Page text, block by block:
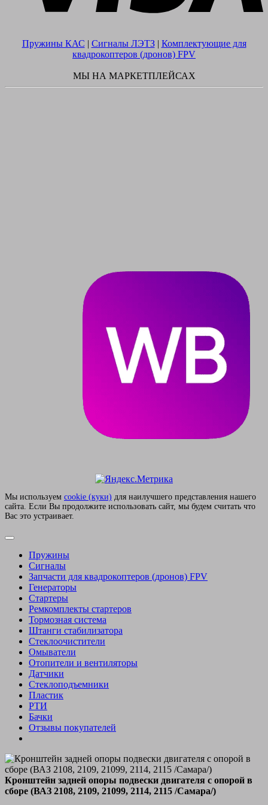
Пружины КАС | Сигналы ЛЭТЗ| Комплектующие для
квадрокоптеров (дронов) FPV
МЫ НА МАРКЕТПЛЕЙСАХ
Мы используем сookie (куки) для наилучшего представления нашего
сайта. Если Вы продолжите использовать сайт, мы будем считать что
Вас это устраивает.
Пружины
Сигналы
Запчасти для квадрокоптеров (дронов) FPV
Генераторы
Стартеры
Ремкомплекты стартеров
Тормозная система
Штанги стабилизатора
Стеклоочистители
Омыватели
Отопители и вентиляторы
Датчики
Стеклоподъемники
Пластик
РТИ
Бачки
Отзывы покупателей
Кронштейн задней опоры подвески двигателя с опорой в
сборе (ВАЗ 2108, 2109, 21099, 2114, 2115 /Самара/)